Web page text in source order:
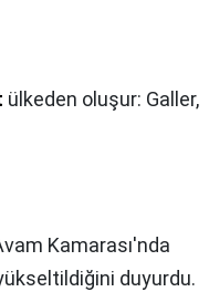
ülkeden oluşur: Galler,
Kamarası'nda
duyurdu.